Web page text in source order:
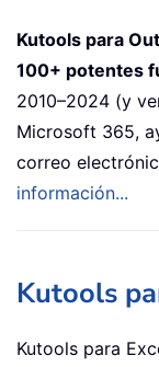
Kutools para
100+ potentes
2010–2024 (y
Microsoft 365,
correo
información...
Kutools
Kutools para